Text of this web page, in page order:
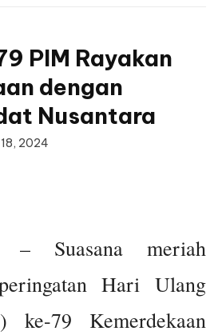
PIM Rayakan
dengan
Nusantara
2024
– Suasana meriah
Hari Ulang
ke-79 Kemerdekaan